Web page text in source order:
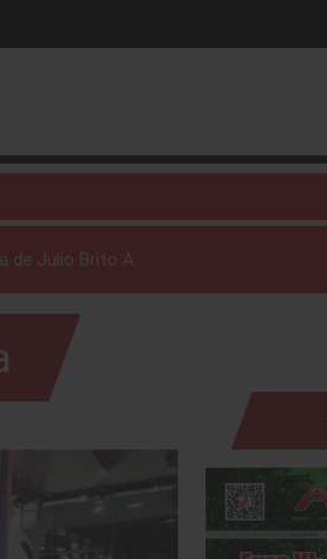
de Julio Brito A.